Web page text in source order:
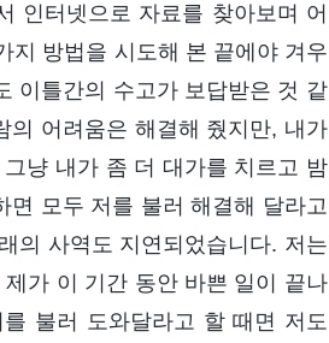
인터넷으로 자료를 찾아보며 어
지 방법을 시도해 본 끝에야 겨우
이틀간의 수고가 보답받은 것 같
의 어려움은 해결해 줬지만, 내가
냥 내가 좀 더 대가를 치르고 밤
면 모두 저를 불러 해결해 달라고
의 사역도 지연되었습니다. 저는
가 이 기간 동안 바쁜 일이 끝나
불러 도와달라고 할 때면 저도